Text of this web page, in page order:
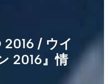
2016 / ウイ
2016』情